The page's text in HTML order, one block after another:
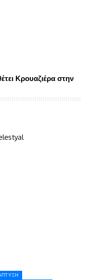
Κρουαζιέρα στην